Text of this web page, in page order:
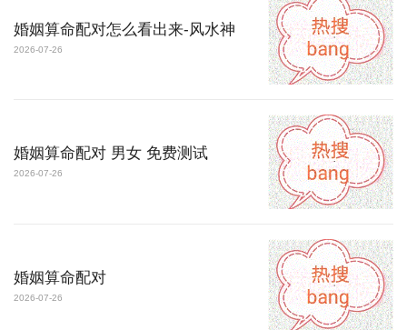
婚姻算命配对怎么看出来-风水神
2026-07-26
婚姻算命配对 男女 免费测试
2026-07-26
婚姻算命配对
2026-07-26